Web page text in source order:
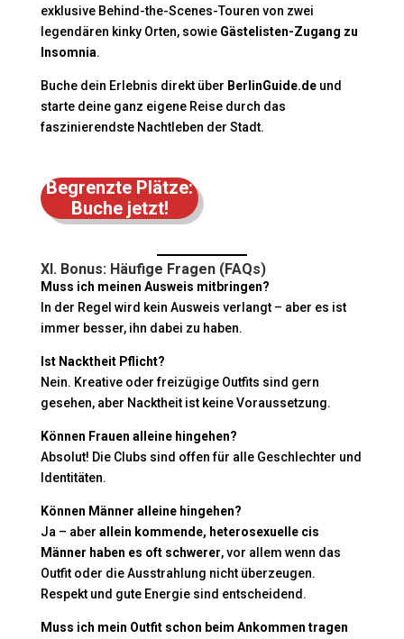
exklusive Behind-the-Scenes-Touren von zwei
legendären kinky Orten, sowie Gästelisten-Zugang zu
Insomnia.
Buche dein Erlebnis direkt über BerlinGuide.deund
starte deine ganz eigene Reise durch das
faszinierendste Nachtleben der Stadt.
Begrenzte Plätze:
Buche jetzt!
XI. Bonus: Häufige Fragen (FAQs)
Muss ich meinen Ausweis mitbringen?
In der Regel wird kein Ausweis verlangt – aber es ist
immer besser, ihn dabei zu haben.
Ist Nacktheit Pflicht?
Nein. Kreative oder freizügige Outfits sind gern
gesehen, aber Nacktheit ist keine Voraussetzung.
Können Frauen alleine hingehen?
Absolut! Die Clubs sind offen für alle Geschlechter und
Identitäten.
Können Männer alleine hingehen?
Ja – aber allein kommende, heterosexuelle cis
Männer haben es oft schwerer, vor allem wenn das
Outfit oder die Ausstrahlung nicht überzeugen.
Respekt und gute Energie sind entscheidend.
Muss ich mein Outfit schon beim Ankommen tragen